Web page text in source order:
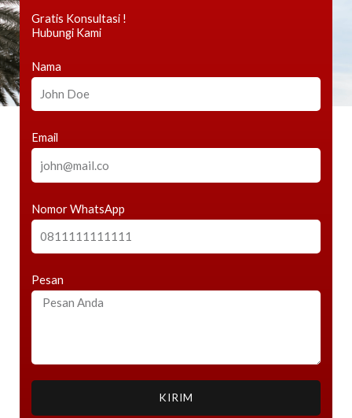
Gratis Konsultasi !
Hubungi Kami
Nama
Email
Nomor WhatsApp
Pesan
KIRIM